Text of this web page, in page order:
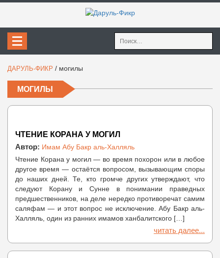
Найти:
ДАРУЛЬ-ФИКР / могилы
МОГИЛЫ
ЧТЕНИЕ КОРАНА У МОГИЛ
Автор: Имам Абу Бакр аль-Халляль
Чтение Корана у могил — во время похорон или в любое
другое время — остаётся вопросом, вызывающим споры
до наших дней. Те, кто громче других утверждают, что
следуют Корану и Сунне в понимании праведных
предшественников, на деле нередко противоречат самим
саляфам — и этот вопрос не исключение. Абу Бакр аль-
Халляль, один из ранних имамов ханбалитского […]
читать далее...